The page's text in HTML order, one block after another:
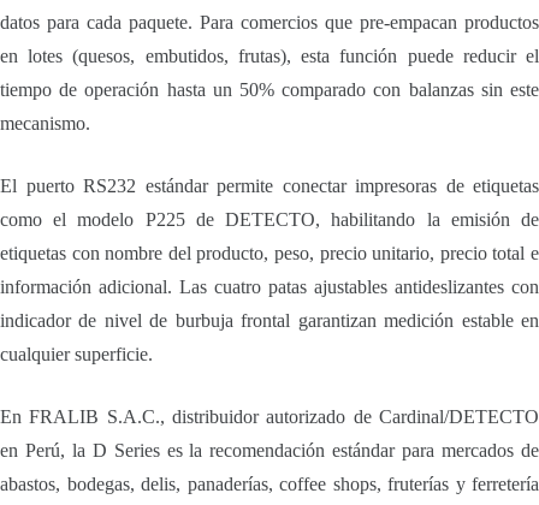
datos para cada paquete. Para comercios que pre-empacan productos
en lotes (quesos, embutidos, frutas), esta función puede reducir el
tiempo de operación hasta un 50% comparado con balanzas sin este
mecanismo.
El puerto RS232 estándar permite conectar impresoras de etiquetas
como el modelo P225 de DETECTO, habilitando la emisión de
etiquetas con nombre del producto, peso, precio unitario, precio total e
información adicional. Las cuatro patas ajustables antideslizantes con
indicador de nivel de burbuja frontal garantizan medición estable en
cualquier superficie.
En FRALIB S.A.C., distribuidor autorizado de Cardinal/DETECTO
en Perú, la D Series es la recomendación estándar para mercados de
abastos, bodegas, delis, panaderías, coffee shops, fruterías y ferretería